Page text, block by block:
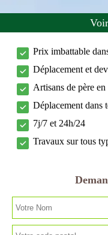
Prix imbattable
Déplacement et
Artisans de père
Déplacement dans
7j/7 et 24h/24
Travaux sur tous